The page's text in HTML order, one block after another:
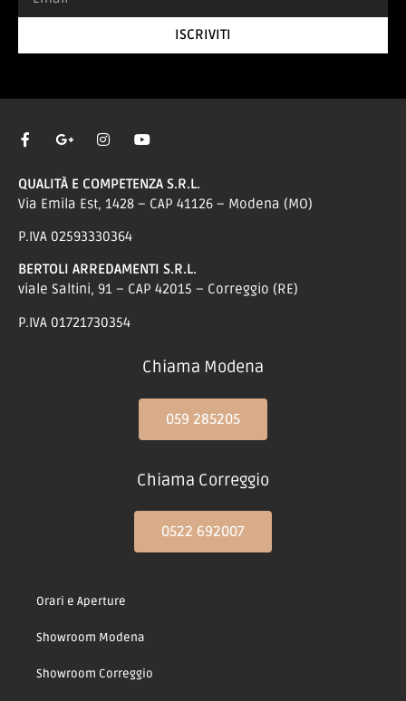
ISCRIVITI
QUALITÀ E COMPETENZA S.R.L.
Via Emila Est, 1428 – CAP 41126 – Modena (MO)
P.IVA 02593330364
BERTOLI ARREDAMENTI S.R.L.
viale Saltini, 91 – CAP 42015 – Correggio (RE)
P.IVA 01721730354
Chiama Modena
059 285205
Chiama Correggio
0522 692007
Orari e Aperture
Showroom Modena
Showroom Correggio